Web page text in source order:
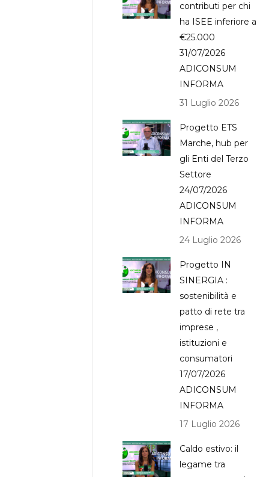
contributi per chi
ha ISEE inferiore a
€25.000
31/07/2026
ADICONSUM
INFORMA
31 Luglio 2026
Progetto ETS
Marche, hub per
gli Enti del Terzo
Settore
24/07/2026
ADICONSUM
INFORMA
24 Luglio 2026
Progetto IN
SINERGIA :
sostenibilità e
patto di rete tra
imprese ,
istituzioni e
consumatori
17/07/2026
ADICONSUM
INFORMA
17 Luglio 2026
Caldo estivo: il
legame tra